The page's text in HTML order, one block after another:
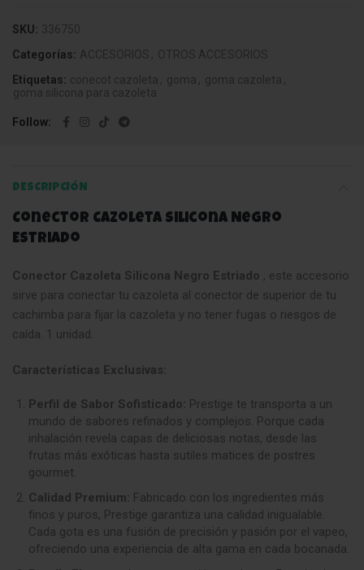
SKU: 336750
Categorías: ACCESORIOS , OTROS ACCESORIOS
Etiquetas: conecot cazoleta , goma , goma cazoleta ,
goma silicona para cazoleta
Follow
DESCRIPCIÓN
Conector Cazoleta Silicona Negro
Estriado
Conector Cazoleta Silicona Negro Estriado , este accesorio
sirve para conectar tu cazoleta al conector de superior de tu
cachimba para fijar la cazoleta y no tener fugas o riesgos de
caída. 1 unidad.
Características Exclusivas:
Perfil de Sabor Sofisticado:
Prestige te transporta a un
mundo de sabores refinados y complejos. Porque cada
inhalación revela capas de deliciosas notas, desde las
frutas más exóticas hasta sutiles matices de postres
gourmet.
Calidad Premium:
Fabricado con los ingredientes más
finos y puros, Prestige garantiza una calidad inigualable.
Cada gota es una fusión de precisión y pasión por el vapeo,
ofreciendo una experiencia de alta gama en cada bocanada.